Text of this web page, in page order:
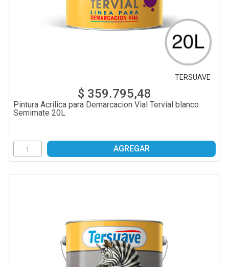
TERSUAVE
$ 359.795,48
Pintura Acrilica para Demarcacion Vial Tervial blanco
Semimate 20L
AGREGAR